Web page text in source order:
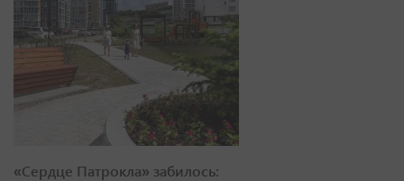
«Сердце Патрокла» забилось: